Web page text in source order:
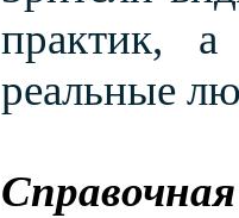
практик, а
реальные